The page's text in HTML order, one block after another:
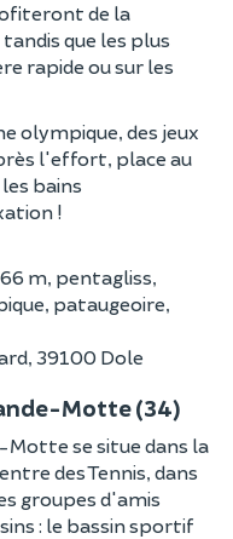
de la
que les plus
rapide ou sur les
olympique, des jeux
l'effort, place au
bains
!
m, pentagliss,
pataugeoire,
39100 Dole
Motte (34)
Motte se situe dans la
des Tennis, dans
groupes d'amis
: le bassin sportif